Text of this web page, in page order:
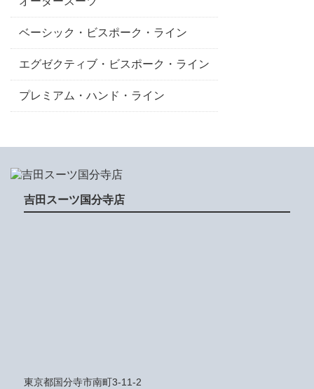
ベーシック・ビスポーク・ライン
エグゼクティブ・ビスポーク・ライン
プレミアム・ハンド・ライン
吉田スーツ国分寺店
東京都国分寺市南町3-11-2